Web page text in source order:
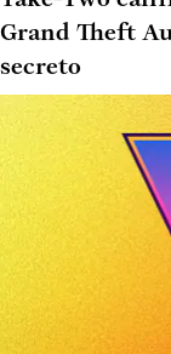
Grand Theft
secreto